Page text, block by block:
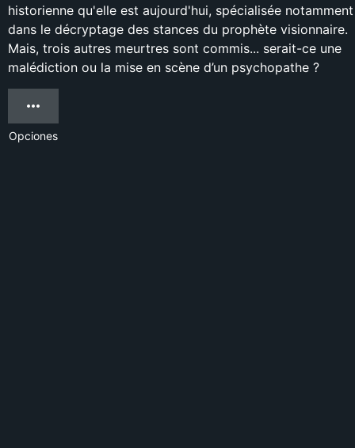
historienne qu'elle est aujourd'hui, spécialisée notamment
dans le décryptage des stances du prophète visionnaire.
Mais, trois autres meurtres sont commis... serait-ce une
malédiction ou la mise en scène d’un psychopathe ?
Opciones